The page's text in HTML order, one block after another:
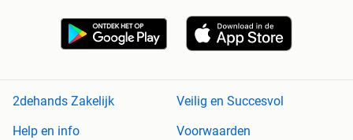
2dehands Zakelijk
Veilig en Succesvol
Help en info
Voorwaarden